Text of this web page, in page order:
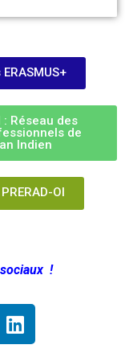
: Réseau des
de
Indien
OI
!